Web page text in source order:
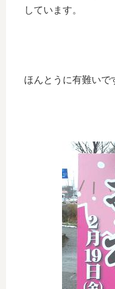
しています。
ほんとうに有難いで